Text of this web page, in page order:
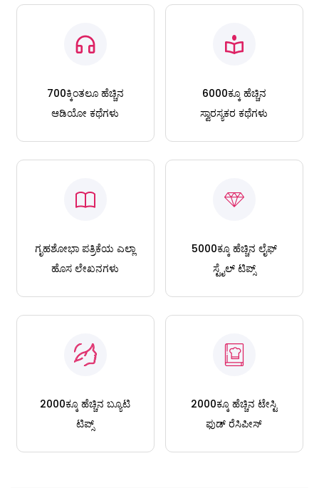
700ಕ್ಕಿಂತಲೂ ಹೆಚ್ಚಿನ
ಆಡಿಯೋ ಕಥೆಗಳು
6000ಕ್ಕೂ ಹೆಚ್ಚಿನ
ಸ್ವಾರಸ್ಯಕರ ಕಥೆಗಳು
ಗೃಹಶೋಭಾ ಪತ್ರಿಕೆಯ ಎಲ್ಲಾ
ಹೊಸ ಲೇಖನಗಳು
5000ಕ್ಕೂ ಹೆಚ್ಚಿನ ಲೈಫ್
ಸ್ಟೈಲ್ ಟಿಪ್ಸ್
2000ಕ್ಕೂ ಹೆಚ್ಚಿನ ಬ್ಯೂಟಿ
ಟಿಪ್ಸ್
2000ಕ್ಕೂ ಹೆಚ್ಚಿನ ಟೇಸ್ಟಿ
ಫುಡ್ ರೆಸಿಪೀಸ್